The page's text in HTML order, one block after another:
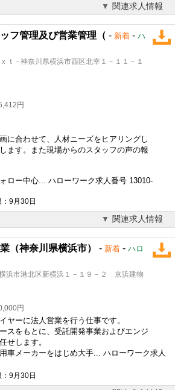
関連求人情報
フ管理及び営業管理（ - 新着 - ハ
- 神奈川県横浜市西区北幸１－１１－１
円
に合わせて、人材ニーズをヒアリングし
ます。また現場からのスタッフの声の報
ロー中心... ハローワーク求人番号 13010-
9月30日
関連求人情報
（神奈川県横浜市） - 新着 - ハロ
浜市港北区新横浜１－１９－２ 京浜建物
円
ヤーに法人営業を行う仕事です。
スをもとに、受託開発事業およびエンジ
せします。
車メーカーをはじめ大手... ハローワーク求人
9月30日